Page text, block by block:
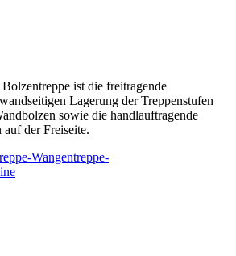
ist die freitragende
Lagerung der Treppenstufen
sowie die handlauftragende
der Freiseite.